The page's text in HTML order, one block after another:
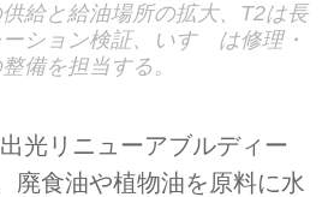
給と給油場所の拡大、T2は長
ション検証、いすゞは修理・
備を担当する。
光リニューアブルディー
廃食油や植物油を原料に水